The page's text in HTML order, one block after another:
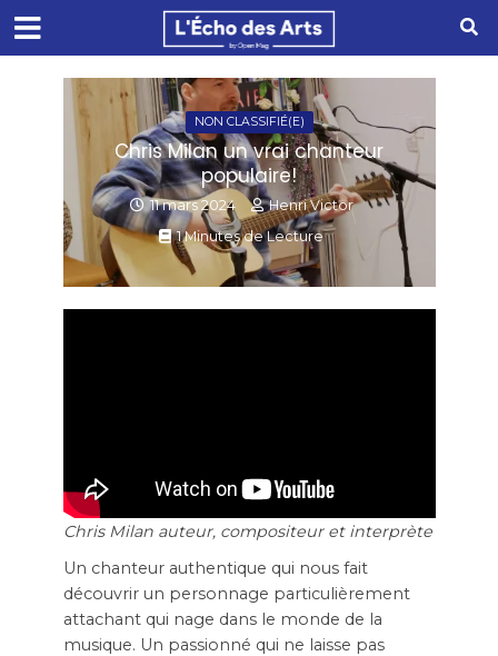
NON CLASSIFIÉ(E)
Chris Milan un vrai chanteur
populaire!
11 mars 2024
Henri Victor
1 Minutes de Lecture
Chris Milan auteur, compositeur et interprète
Un chanteur authentique qui nous fait
découvrir un personnage particulièrement
attachant qui nage dans le monde de la
musique. Un passionné qui ne laisse pas